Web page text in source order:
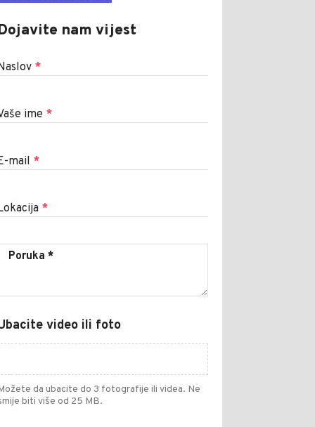
nam vijest
*
ime *
mail *
*
video ili foto
da ubacite do 3 fotografije ili videa. Ne
biti više od 25 MB.